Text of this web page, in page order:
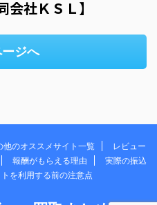
社ＫＳＬ】
ジへ
他のオススメサイト一覧
レビュー
報酬がもらえる理由
実際の振込
を利用する前の注意点